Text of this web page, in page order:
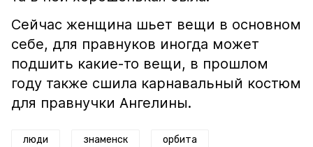
Сейчас женщина шьет вещи в основном
себе, для правнуков иногда может
подшить какие-то вещи, в прошлом
году также сшила карнавальный костюм
для правнучки Ангелины.
люди знаменск орбита